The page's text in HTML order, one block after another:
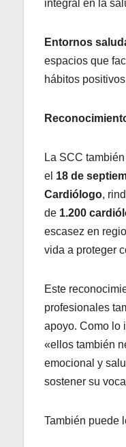
integral en la
Entornos
espacios que
hábitos
La SCC
el 18 de
Cardiólogo,
de 1.200
escasez en
vida a proteger
Este
profesionales
apoyo. Como lo
«ellos también
emocional y
sostener su
También puede